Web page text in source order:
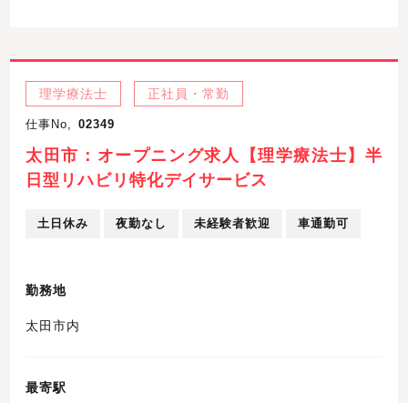
理学療法士 正社員・常勤
仕事No, 02349
太田市：オープニング求人【理学療法士】半
日型リハビリ特化デイサービス
土日休み 夜勤なし 未経験者歓迎 車通勤可
勤務地
太田市内
最寄駅